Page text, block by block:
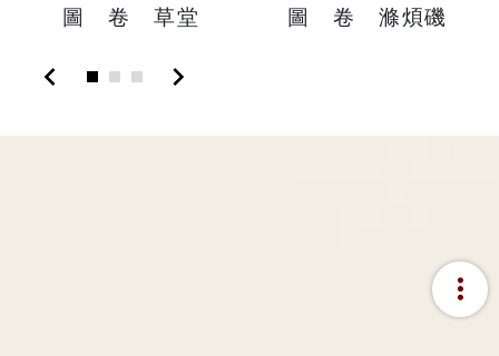
圖 卷 草堂
圖 卷 滌煩磯
chevron_left chevron_right
more_vert